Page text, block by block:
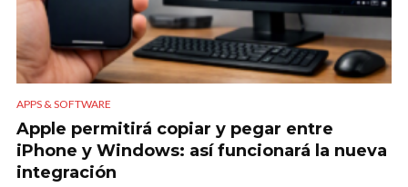
APPS & SOFTWARE
Apple permitirá copiar y pegar entre
iPhone y Windows: así funcionará la nueva
integración